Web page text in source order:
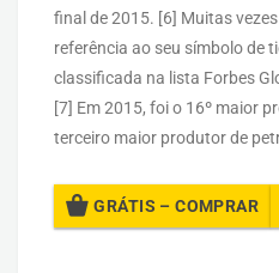
final de 2015. [6] Muitas
referência ao seu símbolo de
classificada na lista Forbes
[7] Em 2015, foi o 16º maior
terceiro maior produtor de
GRÁTIS – COMPRAR